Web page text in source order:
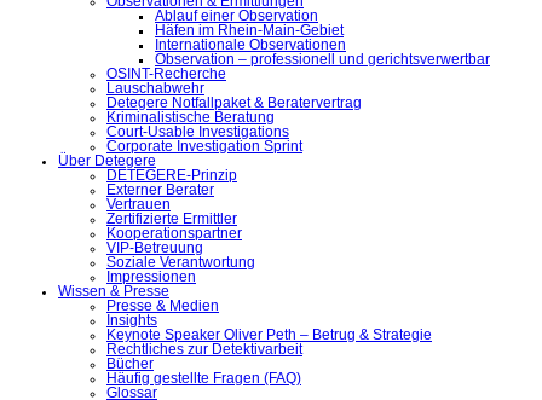
Ablauf einer Observation
Häfen im Rhein-Main-Gebiet
Internationale Observationen
Observation – professionell und gerichtsverwertbar
OSINT-Recherche
Lauschabwehr
Detegere Notfallpaket & Beratervertrag
Kriminalistische Beratung
Court-Usable Investigations
Corporate Investigation Sprint
Über Detegere
DETEGERE-Prinzip
Externer Berater
Vertrauen
Zertifizierte Ermittler
Kooperationspartner
VIP-Betreuung
Soziale Verantwortung
Impressionen
Wissen & Presse
Presse & Medien
Insights
Keynote Speaker Oliver Peth – Betrug & Strategie
Rechtliches zur Detektivarbeit
Bücher
Häufig gestellte Fragen (FAQ)
Glossar